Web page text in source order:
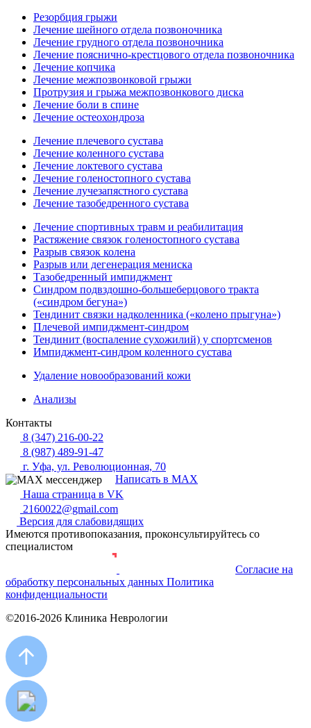
Резорбция грыжи
Лечение шейного отдела позвоночника
Лечение грудного отдела позвоночника
Лечение пояснично-крестцового отдела позвоночника
Лечение копчика
Лечение межпозвонковой грыжи
Протрузия и грыжа межпозвонкового диска
Лечение боли в спине
Лечение остеохондроза
Лечение плечевого сустава
Лечение коленного сустава
Лечение локтевого сустава
Лечение голеностопного сустава
Лечение лучезапястного сустава
Лечение тазобедренного сустава
Лечение спортивных травм и реабилитация
Растяжение связок голеностопного сустава
Разрыв связок колена
Разрыв или дегенерация мениска
Тазобедренный импиджмент
Синдром подвздошно-большеберцового тракта
(«синдром бегуна»)
Тендинит связки надколенника («колено прыгуна»)
Плечевой импиджмент-синдром
Тендинит (воспаление сухожилий) у спортсменов
Импиджмент-синдром коленного сустава
Удаление новообразований кожи
Анализы
Контакты
8 (347) 216-00-22
8 (987) 489-91-47
г. Уфа, ул. Революционная, 70
Написать в MAX
Наша страница в VK
2160022@gmail.com
Версия для слабовидящих
Имеются противопоказания, проконсультируйтесь со
специалистом
Согласие на
обработку персональных данных Политика
конфиденциальности
©2016-2026 Клиника Неврологии